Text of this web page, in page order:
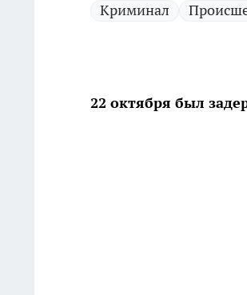
Криминал
22 октября был